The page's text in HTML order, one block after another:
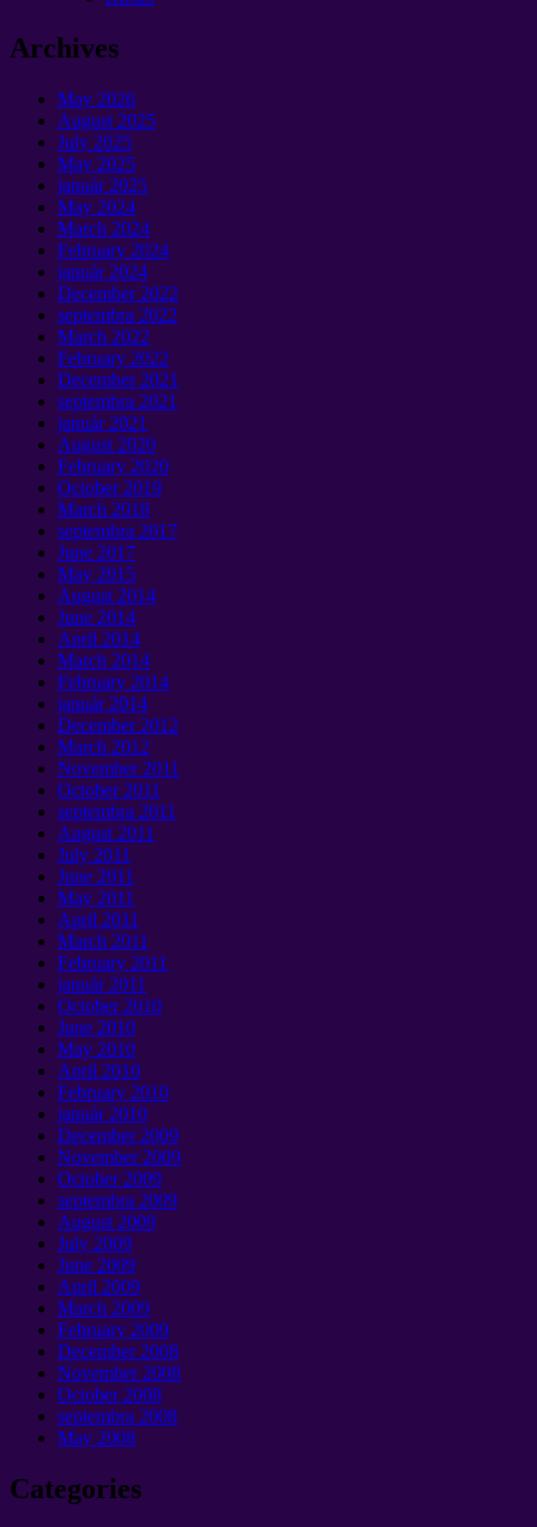
Archives
May 2026
August 2025
July 2025
May 2025
január 2025
May 2024
March 2024
February 2024
január 2024
December2022
septembra 2022
March 2022
February 2022
December2021
septembra 2021
január 2021
August 2020
February 2020
October2019
March 2018
septembra 2017
June 2017
May 2015
August 2014
June 2014
April 2014
March 2014
February 2014
január 2014
December2012
March 2012
November2011
October2011
septembra 2011
August 2011
July 2011
June 2011
May 2011
April 2011
March 2011
February 2011
január 2011
October2010
June 2010
May 2010
April 2010
February 2010
január 2010
December2009
November2009
October2009
septembra 2009
August 2009
July 2009
June 2009
April 2009
March 2009
February 2009
December2008
November2008
October2008
septembra 2008
May 2008
Categories